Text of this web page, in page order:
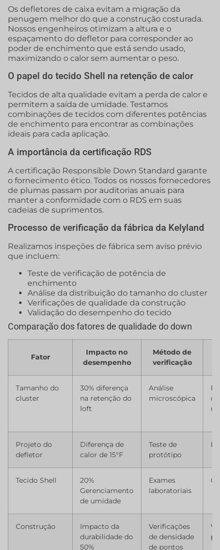
Os defletores de caixa evitam a migração da
penugem melhor do que a construção costurada.
Nossos engenheiros otimizam a altura e o
espaçamento do defletor para corresponder ao
poder de enchimento que está sendo usado,
maximizando o calor sem aumentar o peso.
O papel do tecido Shell na retenção de calor
Tecidos de alta qualidade evitam a perda de calor e
permitem a saída de umidade. Testamos
combinações de tecidos com diferentes potências
de enchimento para encontrar as combinações
ideais para cada aplicação.
A importância da certificação RDS
A certificação Responsible Down Standard garante
o fornecimento ético. Todos os nossos fornecedores
de plumas passam por auditorias anuais para
manter a conformidade com o RDS em suas
cadeias de suprimentos.
Processo de verificação da fábrica da Kelyland
Realizamos inspeções de fábrica sem aviso prévio
que incluem:
Teste de verificação de potência de
enchimento
Análise da distribuição do tamanho do cluster
Verificações de qualidade da construção
Validação do desempenho do tecido
Comparação dos fatores de qualidade do down
Fator
Impacto no
desempenho
Método de
verificação
Tamanho do
cluster
30% diferença
na retenção do
loft
Análise
microscópica
Projeto do
defletor
Diferença de
calor de 15°F
Teste de
protótipo
Tecido Shell
20%
Gerenciamento
de umidade
Exames
laboratoriais
Construção
Impacto da
durabilidade do
50%
Verificações
de densidade
de pontos